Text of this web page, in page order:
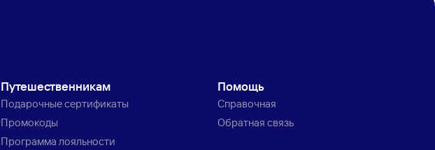
Путешественникам
Подарочные сертификаты
Промокоды
Программа лояльности
Помощь
Справочная
Обратная связь